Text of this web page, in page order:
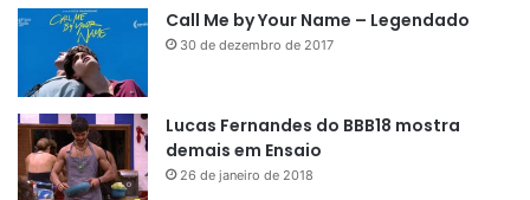
Call Me by Your Name – Legendado
30 de dezembro de 2017
Lucas Fernandes do BBB18 mostra
demais em Ensaio
26 de janeiro de 2018